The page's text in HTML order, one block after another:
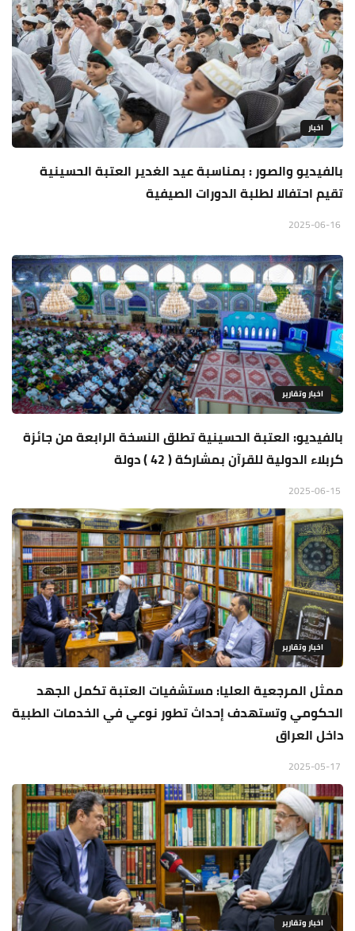
اخبار
بالفيديو والصور : بمناسبة عيد الغدير العتبة الحسينية
تقيم احتفالا لطلبة الدورات الصيفية
اخبار وتقارير
بالفيديو: العتبة الحسينية تطلق النسخة الرابعة من جائزة
كربلاء الدولية للقرآن بمشاركة ( 42 ) دولة
اخبار وتقارير
ممثل المرجعية العليا: مستشفيات العتبة تكمل الجهد
الحكومي وتستهدف إحداث تطور نوعي في الخدمات الطبية
داخل العراق
اخبار وتقارير